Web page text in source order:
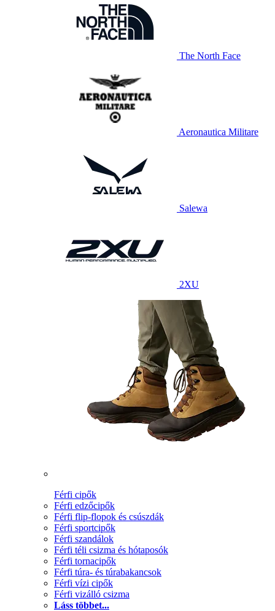
The North Face
Aeronautica Militare
Salewa
2XU
Férfi cipők
Férfi edzőcipők
Férfi flip-flopok és csúszdák
Férfi sportcipők
Férfi szandálok
Férfi téli csizma és hótaposók
Férfi tornacipők
Férfi túra- és túrabakancsok
Férfi vízi cipők
Férfi vizálló csizma
Láss többet...